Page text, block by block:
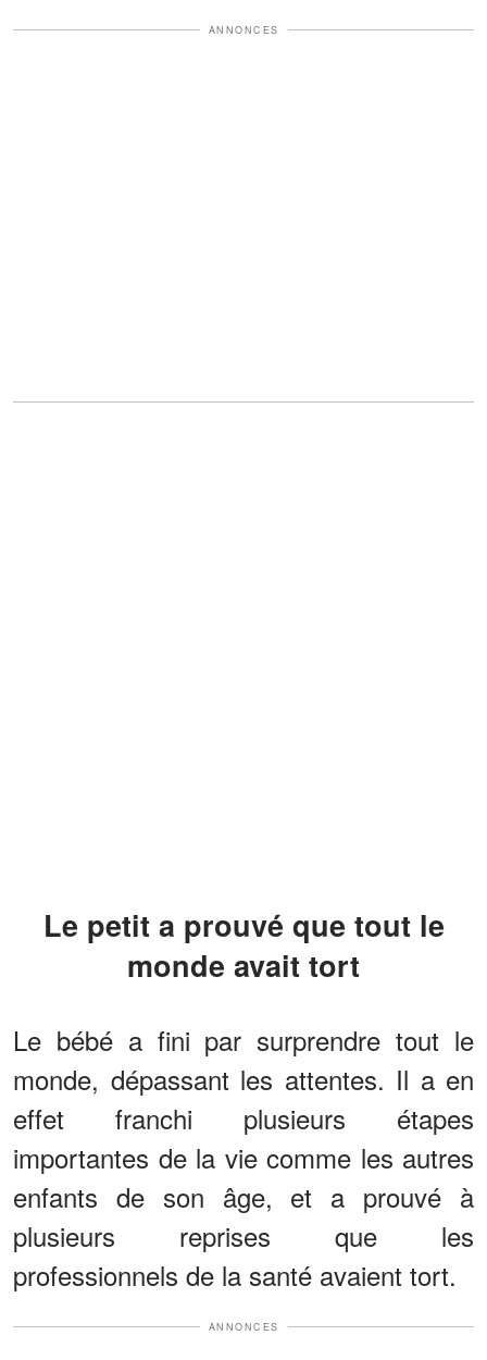
ANNONCES
Le petit a prouvé que tout le
monde avait tort
Le bébé a fini par surprendre tout le
monde, dépassant les attentes. Il a en
effet franchi plusieurs étapes
importantes de la vie comme les autres
enfants de son âge, et a prouvé à
plusieurs reprises que les
professionnels de la santé avaient tort.
ANNONCES